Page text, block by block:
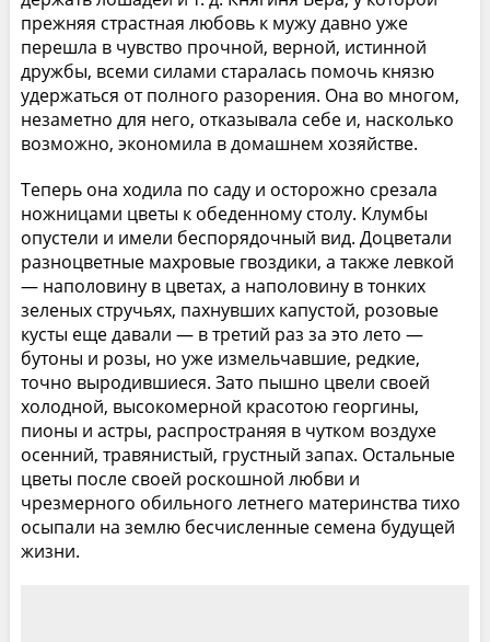
прежняя страстная любовь к мужу давно уже
перешла в чувство прочной, верной, истинной
дружбы, всеми силами старалась помочь князю
удержаться от полного разорения. Она во многом,
незаметно для него, отказывала себе и, насколько
возможно, экономила в домашнем хозяйстве.
Теперь она ходила по саду и осторожно срезала
ножницами цветы к обеденному столу. Клумбы
опустели и имели беспорядочный вид. Доцветали
разноцветные махровые гвоздики, а также левкой
— наполовину в цветах, а наполовину в тонких
зеленых стручьях, пахнувших капустой, розовые
кусты еще давали — в третий раз за это лето —
бутоны и розы, но уже измельчавшие, редкие,
точно выродившиеся. Зато пышно цвели своей
холодной, высокомерной красотою георгины,
пионы и астры, распространяя в чутком воздухе
осенний, травянистый, грустный запах. Остальные
цветы после своей роскошной любви и
чрезмерного обильного летнего материнства тихо
осыпали на землю бесчисленные семена будущей
жизни.